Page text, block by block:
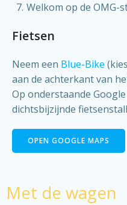
Welkom op de OMG-
Fietsen
Neem een Blue-Bike
aan de achterkant van
Op onderstaande
dichtsbijzijnde
OPEN GOOGLE MAPS
Met de wagen